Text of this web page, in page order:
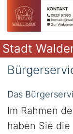
Stadt
Das
Im Rahmen
haben Sie